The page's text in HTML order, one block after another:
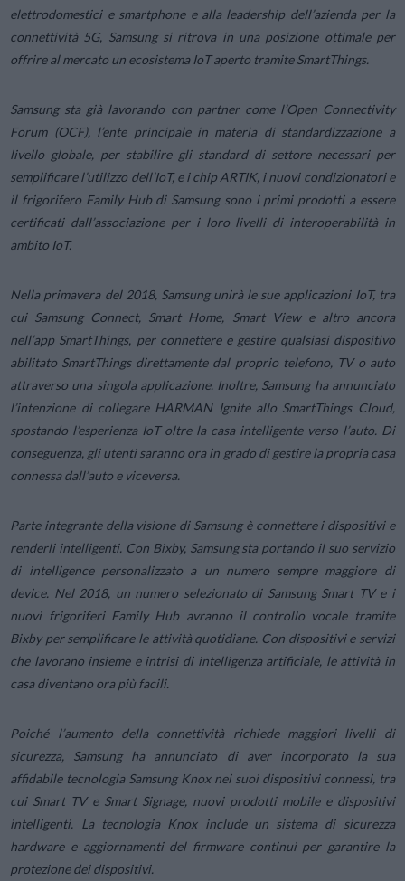
elettrodomestici e smartphone e alla leadership dell’azienda per la
connettività 5G, Samsung si ritrova in una posizione ottimale per
offrire al mercato un ecosistema IoT aperto tramite SmartThings.
Samsung sta già lavorando con partner come l’Open Connectivity
Forum (OCF), l’ente principale in materia di standardizzazione a
livello globale, per stabilire gli standard di settore necessari per
semplificare l’utilizzo dell’IoT, e i chip ARTIK, i nuovi condizionatori e
il frigorifero Family Hub di Samsung sono i primi prodotti a essere
certificati dall’associazione per i loro livelli di interoperabilità in
ambito IoT.
Nella primavera del 2018, Samsung unirà le sue applicazioni IoT, tra
cui Samsung Connect, Smart Home, Smart View e altro ancora
nell’app SmartThings, per connettere e gestire qualsiasi dispositivo
abilitato SmartThings direttamente dal proprio telefono, TV o auto
attraverso una singola applicazione. Inoltre, Samsung ha annunciato
l’intenzione di collegare HARMAN Ignite allo SmartThings Cloud,
spostando l’esperienza IoT oltre la casa intelligente verso l’auto. Di
conseguenza, gli utenti saranno ora in grado di gestire la propria casa
connessa dall’auto e viceversa.
Parte integrante della visione di Samsung è connettere i dispositivi e
renderli intelligenti. Con Bixby, Samsung sta portando il suo servizio
di intelligence personalizzato a un numero sempre maggiore di
device. Nel 2018, un numero selezionato di Samsung Smart TV e i
nuovi frigoriferi Family Hub avranno il controllo vocale tramite
Bixby per semplificare le attività quotidiane. Con dispositivi e servizi
che lavorano insieme e intrisi di intelligenza artificiale, le attività in
casa diventano ora più facili.
Poiché l’aumento della connettività richiede maggiori livelli di
sicurezza, Samsung ha annunciato di aver incorporato la sua
affidabile tecnologia Samsung Knox nei suoi dispositivi connessi, tra
cui Smart TV e Smart Signage, nuovi prodotti mobile e dispositivi
intelligenti. La tecnologia Knox include un sistema di sicurezza
hardware e aggiornamenti del firmware continui per garantire la
protezione dei dispositivi.